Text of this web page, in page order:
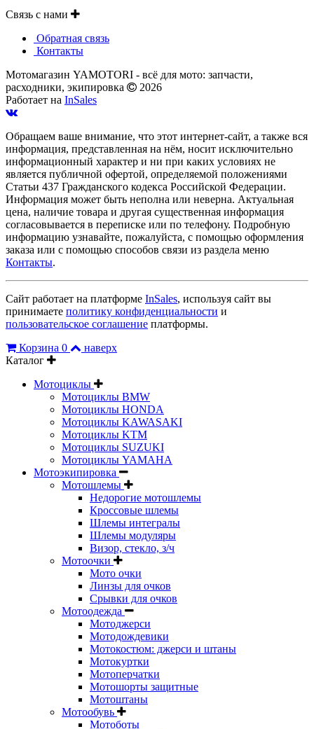
Связь с нами
Обратная связь
Контакты
Мотомагазин YAMOTORI - всё для мото: запчасти,
расходники, экипировка
2026
Работает на InSales
Обращаем ваше внимание, что этот интернет-сайт, а также вся
информация, представленная на нём, носит исключительно
информационный характер и ни при каких условиях не
является публичной офертой, определяемой положениями
Статьи 437 Гражданского кодекса Российской Федерации.
Информация может быть неполна или неверна. Актуальная
цена, наличие товара и другая существенная информация
согласовывается в переписке или по телефону. Подробную
информацию узнавайте, пожалуйста, с помощью оформления
заказа или с помощью способов связи из раздела меню
Контакты.
Сайт работает на платформе InSales, используя сайт вы
принимаете политику конфиденциальности и
пользовательское соглашение платформы.
Корзина 0
наверх
Каталог
Мотоциклы
Мотоциклы BMW
Мотоциклы HONDA
Мотоциклы KAWASAKI
Мотоциклы KTM
Мотоциклы SUZUKI
Мотоциклы YAMAHA
Мотоэкипировка
Мотошлемы
Недорогие мотошлемы
Кроссовые шлемы
Шлемы интегралы
Шлемы модуляры
Визор, стекло, з/ч
Мотоочки
Мото очки
Линзы для очков
Срывки для очков
Мотоодежда
Мотоджерси
Мотодождевики
Мотокостюм: джерси и штаны
Мотокуртки
Мотоперчатки
Мотошорты защитные
Мотоштаны
Мотообувь
Мотоботы